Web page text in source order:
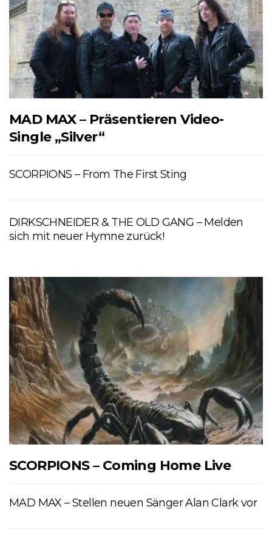
MAD MAX – Präsentieren Video-
Single „Silver“
SCORPIONS – From The First Sting
DIRKSCHNEIDER & THE OLD GANG – Melden
sich mit neuer Hymne zurück!
SCORPIONS – Coming Home Live
MAD MAX – Stellen neuen Sänger Alan Clark vor